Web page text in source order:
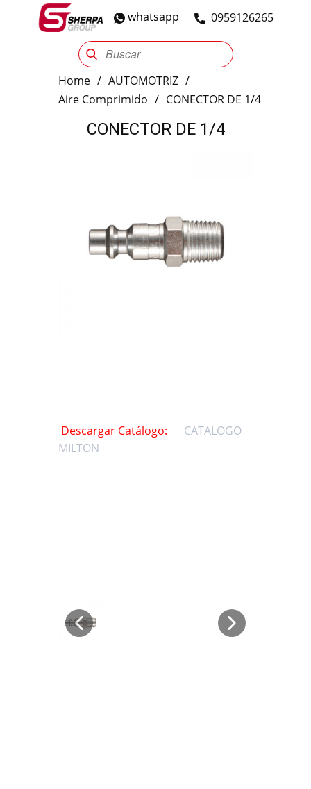
​0959126265
whatsapp
Sherpa Group Reencauche Automotriz
Home / AUTOMOTRIZ /
Aire Comprimido / CONECTOR DE 1/4
CONECTOR DE 1/4
Descargar Catálogo:
CATALOGO
MILTON